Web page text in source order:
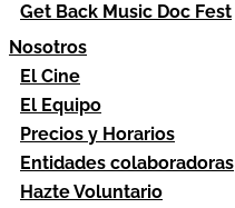
Get Back Music Doc Fest
Nosotros
El Cine
El Equipo
Precios y Horarios
Entidades colaboradoras
Hazte Voluntario